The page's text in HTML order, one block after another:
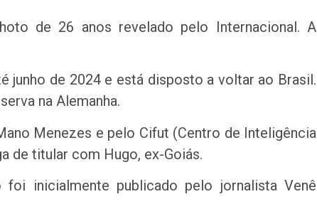
de 26 anos revelado pelo Internacional. A
junho de 2024 e está disposto a voltar ao Brasil.
na Alemanha.
Menezes e pelo Cifut (Centro de Inteligência
de titular com Hugo, ex-Goiás.
inicialmente publicado pelo jornalista Venê